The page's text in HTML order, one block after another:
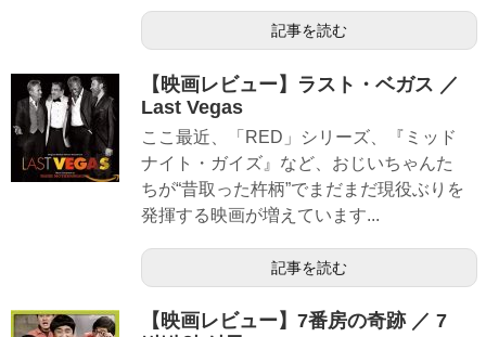
記事を読む
【映画レビュー】ラスト・ベガス ／
Last Vegas
ここ最近、「RED」シリーズ、『ミッド
ナイト・ガイズ』など、おじいちゃんた
ちが“昔取った杵柄”でまだまだ現役ぶりを
発揮する映画が増えています...
記事を読む
【映画レビュー】7番房の奇跡 ／ 7